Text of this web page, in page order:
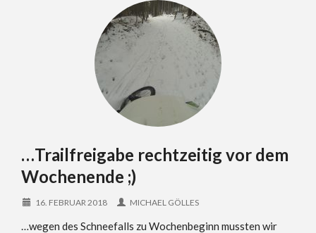
…Trailfreigabe rechtzeitig vor dem
Wochenende ;)
16. FEBRUAR 2018 MICHAEL GÖLLES
…wegen des Schneefalls zu Wochenbeginn mussten wir